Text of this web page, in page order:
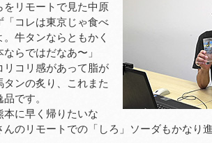
をリモートで見た中原
「コレは東京じゃ食べ
。牛タンならともかく
らではだなあ〜」
リコリ感があって脂が
タンの炙り、これまた
です。
本に早く帰りたいな
んのリモートでの「しろ」ソーダもかなり